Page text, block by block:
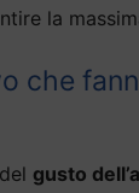
la
che
gusto